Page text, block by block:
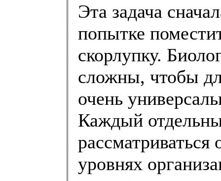
Эта задача
попытке
скорлупку.
сложны, чтобы
очень
Каждый
уровнях